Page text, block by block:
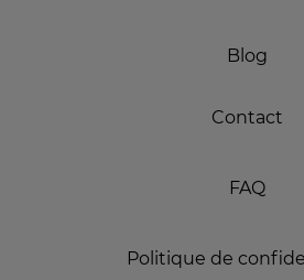
Blog
Contact
FAQ
Politique de